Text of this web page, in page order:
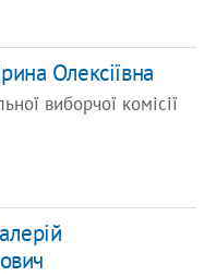
Олексіївна
виборчої комісії